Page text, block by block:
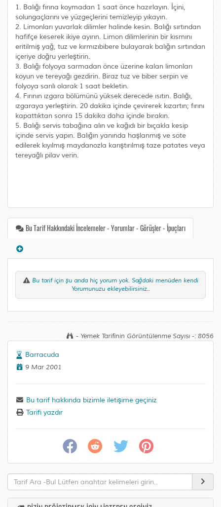
1. Balığı fırına koymadan 1 saat önce hazırlayın. İçini,
solungaçlarını ve yüzgeçlerini temizleyip yıkayın.
2. Limonları yuvarlak dilimler halinde kesin. Balığı sırtından
hafifçe keserek ikiye ayırın. Limon dilimlerinin bir kısmını
eritilmiş yağ, tuz ve kırmızıbibere bulayarak balığın sırtından
içeriye doğru yerleştirin.
3. Balığı folyoya sarmadan önce üzerine kalan limonları
koyun ve tereyağı gezdirin. Biraz tuz ve biber serpin ve
folyoya sarılı olarak 1 saat bekletin.
4. Fırının ızgara bölümünü yüksek derecede ısıtın. Balığı,
ızgaraya yerleştirin. 20 dakika içinde çevirerek kızartın; fırını
kapattıktan sonra 15 dakika daha içinde bırakın.
5. Balığı servis tabağına alın ve kağıdı bir bıçakla kesip
içinde servis yapın. Balığın yanında haşlanmış ve sote
edilerek kıyılmış maydanozla karıştırılmış taze patates veya
tereyağlı pilav verin.
Bu Tarif Hakkındaki İncelemeler - Yorumlar - Görüşler - İpuçları
Bu tarif için şu anda hiç yorum yok. Sağdaki menüden kendi
Yorumunuzu ekleyebilirsiniz..
- Yemek Tarifinin Görüntülenme Sayısı -: 8056
Barracuda
9 Mar 2001
Bu tarif hakkında bizimle iletişime geçiniz
Tarifi yazdır